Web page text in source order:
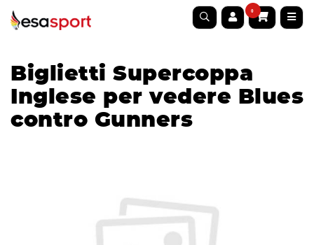
0
Biglietti Supercoppa
Inglese per vedere Blues
contro Gunners